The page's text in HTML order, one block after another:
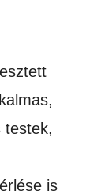
testek,
is